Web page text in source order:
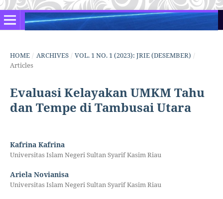
HOME / ARCHIVES / VOL. 1 NO. 1 (2023): JRIE (DESEMBER) /
Articles
Evaluasi Kelayakan UMKM Tahu
dan Tempe di Tambusai Utara
Kafrina Kafrina
Universitas Islam Negeri Sultan Syarif Kasim Riau
Ariela Novianisa
Universitas Islam Negeri Sultan Syarif Kasim Riau